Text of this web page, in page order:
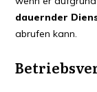
dau­ern­der
abru­fen kann.